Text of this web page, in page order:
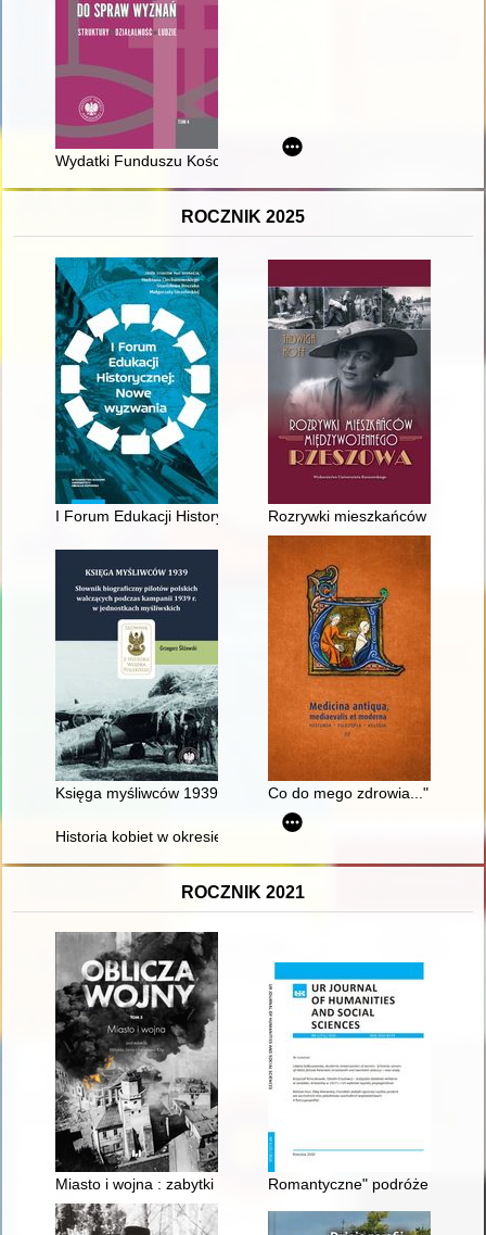
Wydatki Funduszu Kościelnego w latach 1975-1989 na
ROCZNIK 2025
I Forum Edukacji Historycznej : nowe wyzwania : zbiór studiów
Rozrywki mieszkańców
Księga myśliwców 1939 : słownik biograficzny pilotów
Co do mego zdrowia..." :
Historia kobiet w okresie 1945-1989 : dokonania naukowe,
ROCZNIK 2021
Miasto i wojna : zabytki archeologiczne w zbiorach Muzeum
Romantyczne" podróże